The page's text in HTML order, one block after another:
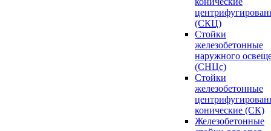
(СКЦ)
Стойки
железобетонные
наружного
(СНЦс)
Стойки
железобетонные
конические (СК)
Железобетонные